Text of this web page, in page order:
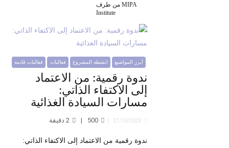
من طرف MIPA
Institute
أبرز المواضيع انشطة المشروع فعاليات فعاليات قادمة
ندوة رقمية: من الاعتماد
إلى الاكتفاء الذاتي:
مسارات السيادة الغذائية
27/10/2025
500
2دقيقة
ندوة رقمية من الاعتماد إلى الاكتفاء الذاتي: